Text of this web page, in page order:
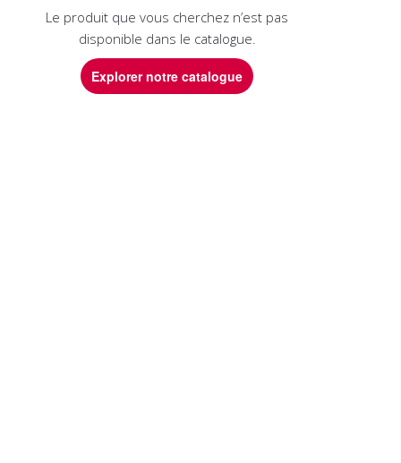
Le produit que vous cherchez n’est pas
disponible dans le catalogue.
Explorer notre catalogue